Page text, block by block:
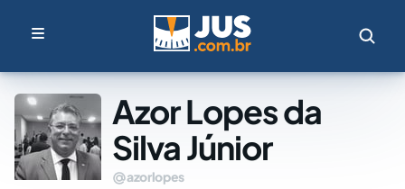
Azor Lopes da
Silva Júnior
azorlopes